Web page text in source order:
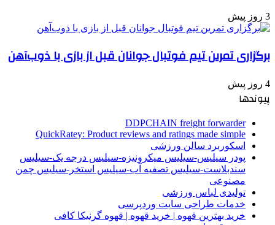
3 روز پیش
برگزاری تمرین تیم فوتبال جوانان قبل از بازی با ذوب‌آهن
4 روز پیش
پیوندها
DDPCHAIN freight forwarder
QuickRatey: Product reviews and ratings made simple
اسکوربرد سالن ورزشی
پودر سیلیس-سیلیس میکرونیزه-سیلیس درجه یک-سیلیس
سندبلاست-سیلیس تصفیه آب-سیلیس استخر-سیلیس چمن
مصنوعی
تولیدی لباس ورزشی
خدمات طراحی سایت وردپرسی
خرید بهترین قهوه | خرید قهوه | قهوه گرنیکا کافی